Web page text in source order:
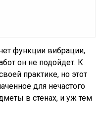
функции вибрации,
он не подойдет. К
практике, но этот
для нечастого
в стенах, и уж тем